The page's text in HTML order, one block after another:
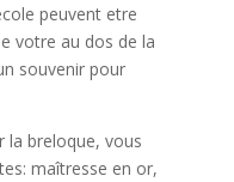
peuvent etre
votre au dos de la
souvenir pour
la breloque, vous
maîtresse en or,